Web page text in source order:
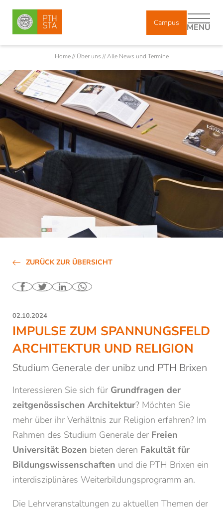
Campus MENÜ
DE IT
Über uns
Professorinnen/Professoren
Lehr- und Forschungsbeauftragte
Mitarbeiterinnen/Mitarbeiter
Absolventinnen/Absolventen
Geschichte
Bibliothek
Kontakt & Öffnungszeiten
Alle News und Termine
Studium
Weiterbildung
Home//Über uns //Alle News und Termine
ZURÜCK ZUR ÜBERSICHT
02.10.2024
IMPULSE ZUM SPANNUNGSFELD
ARCHITEKTUR UND RELIGION
Studium Generale der unibz und PTH Brixen
Interessieren Sie sich für Grundfragen der
zeitgenössischen Architektur? Möchten Sie
mehr über ihr Verhältnis zur Religion erfahren? Im
Rahmen des Studium Generale der Freien
Universität Bozen bieten deren Fakultät für
Bildungswissenschaften und die PTH Brixen ein
interdisziplinäres Weiterbildungsprogramm an.
Die Lehrveranstaltungen zu aktuellen Themen der